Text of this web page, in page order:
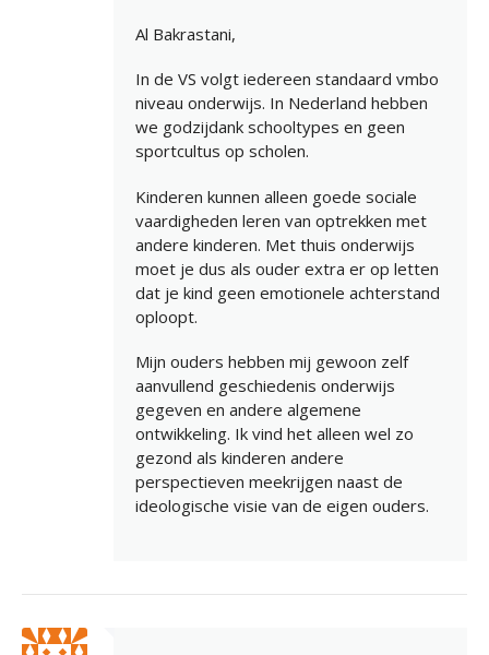
Al Bakrastani,
In de VS volgt iedereen standaard vmbo
niveau onderwijs. In Nederland hebben
we godzijdank schooltypes en geen
sportcultus op scholen.
Kinderen kunnen alleen goede sociale
vaardigheden leren van optrekken met
andere kinderen. Met thuis onderwijs
moet je dus als ouder extra er op letten
dat je kind geen emotionele achterstand
oploopt.
Mijn ouders hebben mij gewoon zelf
aanvullend geschiedenis onderwijs
gegeven en andere algemene
ontwikkeling. Ik vind het alleen wel zo
gezond als kinderen andere
perspectieven meekrijgen naast de
ideologische visie van de eigen ouders.